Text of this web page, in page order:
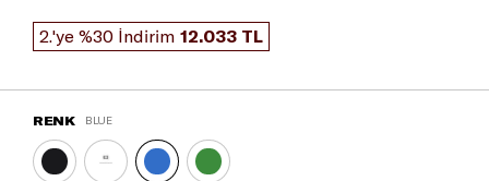
2.'ye %30 İndirim 12.033 TL
RENK BLUE